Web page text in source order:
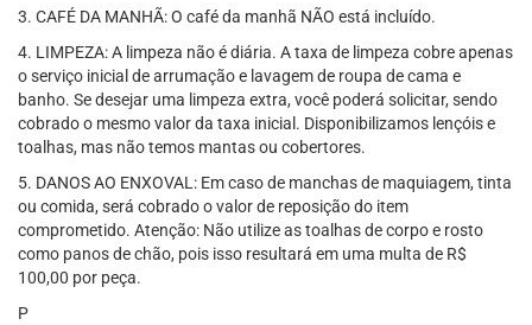
3. CAFÉ DA MANHÃ: O café da manhã NÃO está incluído.
4. LIMPEZA: A limpeza não é diária. A taxa de limpeza cobre apenas
o serviço inicial de arrumação e lavagem de roupa de cama e
banho. Se desejar uma limpeza extra, você poderá solicitar, sendo
cobrado o mesmo valor da taxa inicial. Disponibilizamos lençóis e
toalhas, mas não temos mantas ou cobertores.
5. DANOS AO ENXOVAL: Em caso de manchas de maquiagem, tinta
ou comida, será cobrado o valor de reposição do item
comprometido. Atenção: Não utilize as toalhas de corpo e rosto
como panos de chão, pois isso resultará em uma multa de R$
100,00 por peça.
P